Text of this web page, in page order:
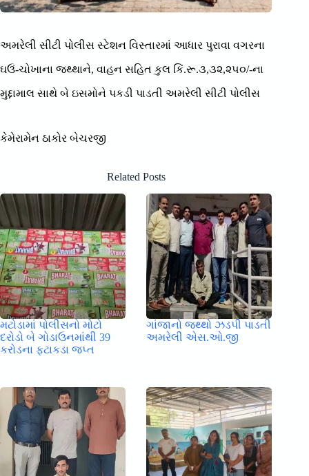
અમરેલી સીટી પોલીસ સ્ટેશન વિસ્તારમાં આધાર પુરાવા વગરના
ઘઉં-ચોખાના જથ્થાને, વાહન સહિત કુલ કિં.રૂ.૩,૩૨,૨૫૦/-ના
મુદ્દામાલ સાથે બે ઇસમોને પકડી પાડતી અમરેલી સીટી પોલીસ
કેમેરામેન ઠાકોર બેચરજી
Related Posts
મટોડામાં પોલીસનો મોટો
દરોડો બે ગોડાઉનમાંથી 39
કરોડના ફટાકડા જપ્ત
ગાંજાનો જથ્થો ઝડપી પાડતી
અમરેલી એસ.ઓ.જી